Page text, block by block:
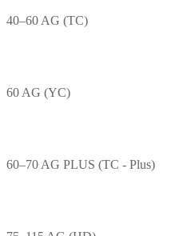
40–60 AG (TC)
60 AG (YC)
60–70 AG PLUS (TC - Plus)